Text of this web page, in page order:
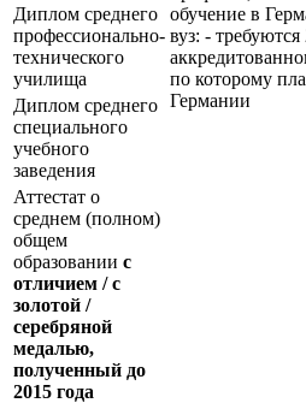
обучение в
вуз: -
по которому
Германии
Диплом среднего
профессионально-
технического
училища
Диплом среднего
специального
учебного
заведения
Аттестат о
среднем (полном)
общем
образовании с
отличием / с
золотой /
серебряной
медалью,
полученный до
2015 года